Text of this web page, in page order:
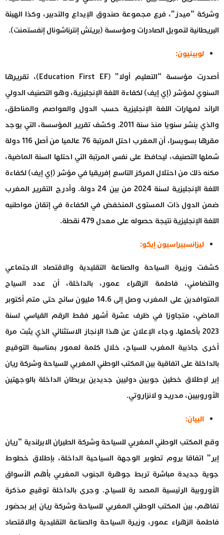
وشركة “ميدز”، فرع مجموعة صندوق الإيداع والتدبير، وكذا الهيئة
البريطانية لتمويل الصادرات ومؤسسة (بريتش إنترناشونال إنفستمنت).
لوبينيون:
أصدرت مؤسسة “التعليم أولا” (Education First EF)، تقريرها
السنوي لمؤشر (إي إيف) لكفاءة اللغة الإنجليزية، وهو التصنيف الدولي
الرائد لمهارات اللغة الإنجليزية حسب الدول والعواصم والمناطق،
والذي ينشر سنويا منذ سنة 2011. وكشف تقرير المؤسسة، التي يوجد
مقرها بسويسرا، أن المغرب احتل المرتبة 76 عالميا من أصل 116 دولة
شملها التصنيف، ليحافظ على نفس المرتبة التي احتلها السنة الماضية،
مكنه ذلك من احتلال المركز التاسع إفريقيا في مؤشر (إي إيف) لكفاءة
اللغة الإنجليزية لسنة 2024 من بين 24 دولة. وأدرج التقرير المغرب
ضمن الدول ذات المستوى المنخفض في الكفاءة في إتقان مواطنيه
اللغة الإنجليزية نتيجة حصوله على معدل 479 نقطة.
ليزانسبيراسيون إيكو:
كشفت وزيرة السياحة والصناعة التقليدية والاقتصاد الاجتماعي
والتضامني، فاطمة الزهراء عمور، بالداخلة، أن عدد السياح
المتوافدين على المغرب وصل إلى 14.6 مليون سائح حتى متم أكتوبر
الماضي، متجاوزا في ظرف عشرة أشهر فقط الرقم القياسي لسنة
2023 بأكملها. وجاء الإعلان عن هذا الإنجاز الاستثنائي الذي يثبت مرة
أخرى جاذبية المغرب للسياح، خلال كلمة لعمور بمناسبة التوقيع
بالداخلة على اتفاقية بين المكتب الوطني المغربي للسياحة وشركة ريان
إير لإطلاق خطين جويين دوليين جديدين يربطان الداخلة بالوجهتين
الأوروبيين، مدريد و لانزاروتي.
البيان:
وقع المكتب الوطني المغربي للسياحة وشركة الطيران الايرلندية “ريان
إير” اتفاقا يروم تطوير الوجهة السياحية الداخلة، بإطلاق خطوط
جوية جديدة مباشرة تربط جوهرة الجنوب المغربي بأهم الأسواق
الأوروبية الرئيسية المصد رة للسياح. وجرى بالداخلة توقيع مذكرة
تفاهم، بين المكتب الوطني المغربي للسياحة وشركة ريان إير بحضور
فاطمة الزهراء عمور، وزيرة السياحة والصناعة التقليدية والاقتصاد